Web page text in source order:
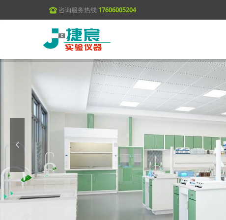
咨询服务热线 17606005204